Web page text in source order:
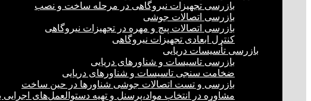
بازرسی تجهیزات نیروگاهی در مرحله ساخت و نصب
بازرسی اتصالات جوشی
بازرسی اتصالات پیچ و مهره در تجهیزات نیروگاهی
کنترل ابعادی تجهیزات نیروگاهی
بازرسی تأسیسات دریایی
بازرسی تاسیسات و شناورهای دریایی
ضخامت سنجی تاسیسات و شناورهای دریایی
بازرسی و تست اتصالات جوشی شناورها در حین ساخت
مشاوره در انتخاب مواد،پرسنل و تهیه دستوالعمل‌های